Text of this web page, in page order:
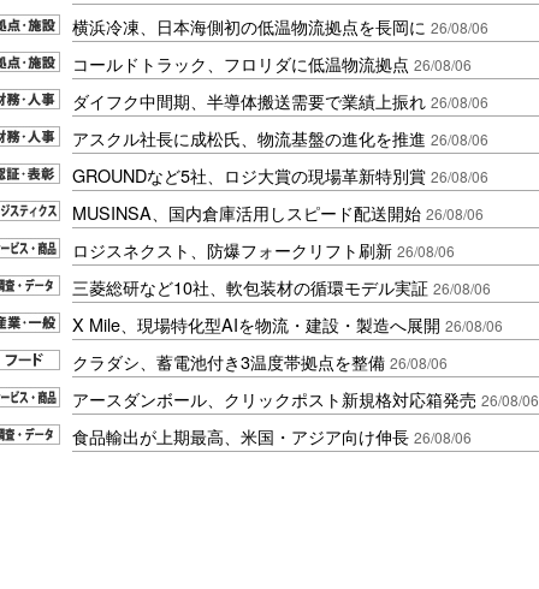
横浜冷凍、日本海側初の低温物流拠点を長岡に 26/08/06
コールドトラック、フロリダに低温物流拠点 26/08/06
ダイフク中間期、半導体搬送需要で業績上振れ 26/08/06
アスクル社長に成松氏、物流基盤の進化を推進 26/08/06
GROUNDなど5社、ロジ大賞の現場革新特別賞 26/08/06
MUSINSA、国内倉庫活用しスピード配送開始 26/08/06
ロジスネクスト、防爆フォークリフト刷新 26/08/06
三菱総研など10社、軟包装材の循環モデル実証 26/08/06
X Mile、現場特化型AIを物流・建設・製造へ展開 26/08/06
クラダシ、蓄電池付き3温度帯拠点を整備 26/08/06
アースダンボール、クリックポスト新規格対応箱発売 26/08/06
食品輸出が上期最高、米国・アジア向け伸長 26/08/06